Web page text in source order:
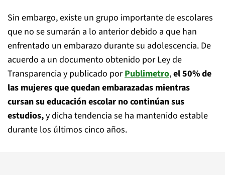
Sin embargo, existe un grupo importante de escolares
que no se sumarán a lo anterior debido a que han
enfrentado un embarazo durante su adolescencia. De
acuerdo a un documento obtenido por Ley de
Transparencia y publicado porPublimetro,el 50% de
las mujeres que quedan embarazadas mientras
cursan su educación escolar no continúan sus
estudios,y dicha tendencia se ha mantenido estable
durante los últimos cinco años.